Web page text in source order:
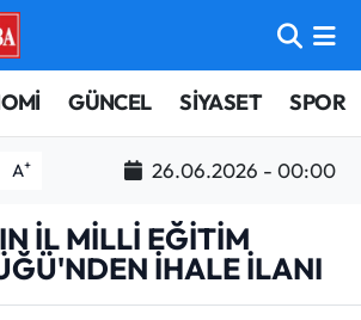
GÜNCEL SİYASET SPOR
A+ 26.06.2026 - 00:00
İL MİLLİ EĞİTİM
İHALE İLANI
Eczaneler
Haritası